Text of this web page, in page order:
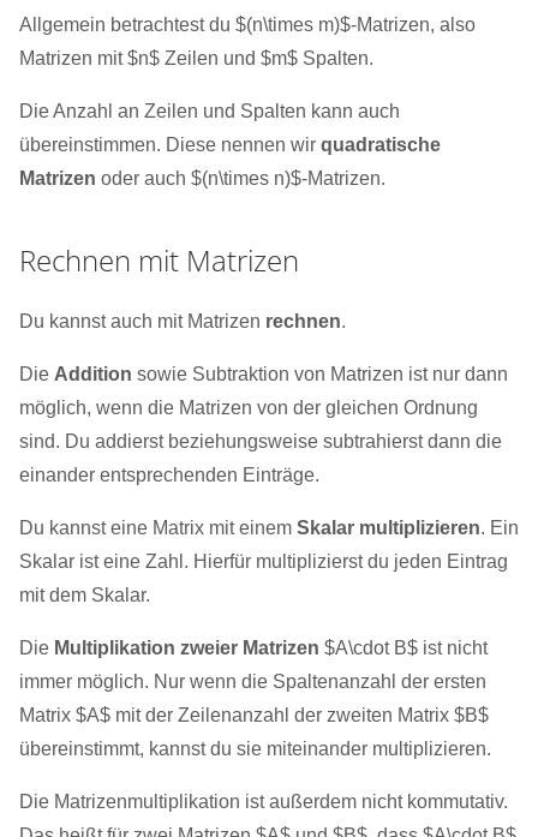
Allgemein betrachtest du $(n\times m)$-Matrizen, also
Matrizen mit $n$ Zeilen und $m$ Spalten.
Die Anzahl an Zeilen und Spalten kann auch
übereinstimmen. Diese nennen wir quadratische
Matrizen oder auch $(n\times n)$-Matrizen.
Rechnen mit Matrizen
Du kannst auch mit Matrizen rechnen.
Die Addition sowie Subtraktion von Matrizen ist nur dann
möglich, wenn die Matrizen von der gleichen Ordnung
sind. Du addierst beziehungsweise subtrahierst dann die
einander entsprechenden Einträge.
Du kannst eine Matrix mit einem Skalar multiplizieren. Ein
Skalar ist eine Zahl. Hierfür multiplizierst du jeden Eintrag
mit dem Skalar.
Die Multiplikation zweier Matrizen $A\cdot B$ ist nicht
immer möglich. Nur wenn die Spaltenanzahl der ersten
Matrix $A$ mit der Zeilenanzahl der zweiten Matrix $B$
übereinstimmt, kannst du sie miteinander multiplizieren.
Die Matrizenmultiplikation ist außerdem nicht kommutativ.